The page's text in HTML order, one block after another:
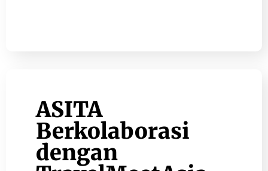
ASITA
Berkolaborasi
dengan